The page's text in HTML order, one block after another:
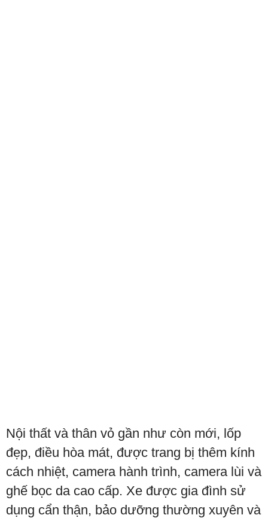
Nội thất và thân vỏ gần như còn mới, lốp
đẹp, điều hòa mát, được trang bị thêm kính
cách nhiệt, camera hành trình, camera lùi và
ghế bọc da cao cấp. Xe được gia đình sử
dụng cẩn thận, bảo dưỡng thường xuyên và